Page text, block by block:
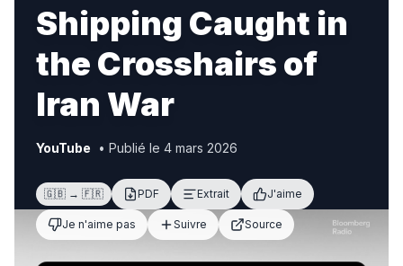
Shipping Caught in
the Crosshairs of
Iran War
YouTube • Publié le 4 mars 2026
🇬🇧 → 🇫🇷 PDF Extrait J'aime
Je n'aime pas Suivre Source